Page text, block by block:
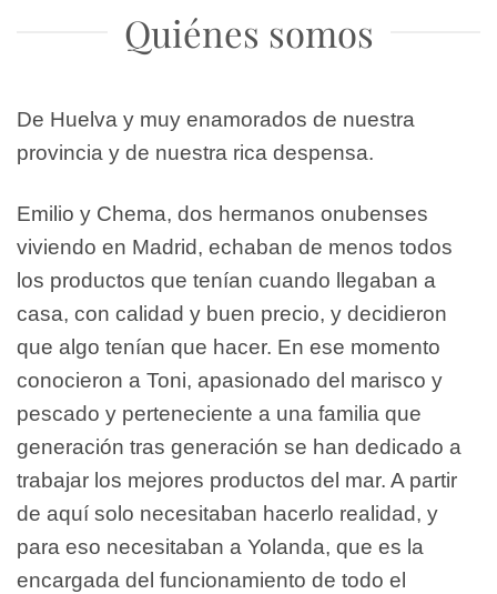
Quiénes somos
De Huelva y muy enamorados de nuestra
provincia y de nuestra rica despensa.
Emilio y Chema, dos hermanos onubenses
viviendo en Madrid, echaban de menos todos
los productos que tenían cuando llegaban a
casa, con calidad y buen precio, y decidieron
que algo tenían que hacer. En ese momento
conocieron a Toni, apasionado del marisco y
pescado y perteneciente a una familia que
generación tras generación se han dedicado a
trabajar los mejores productos del mar. A partir
de aquí solo necesitaban hacerlo realidad, y
para eso necesitaban a Yolanda, que es la
encargada del funcionamiento de todo el